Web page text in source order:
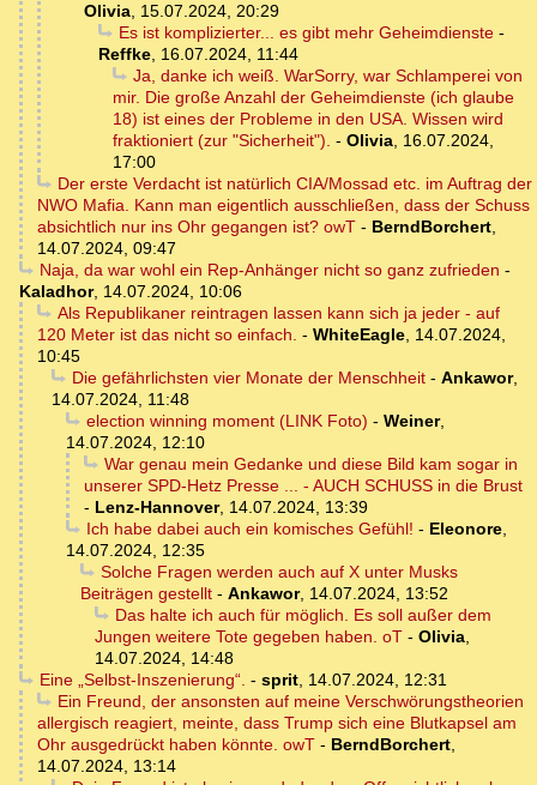
Olivia, 15.07.2024, 20:29
Es ist komplizierter... es gibt mehr Geheimdienste-
Reffke, 16.07.2024, 11:44
Ja, danke ich weiß. WarSorry, war Schlamperei von
mir. Die große Anzahl der Geheimdienste (ich glaube
18) ist eines der Probleme in den USA. Wissen wird
fraktioniert (zur "Sicherheit"). - Olivia, 16.07.2024,
17:00
Der erste Verdacht ist natürlich CIA/Mossad etc. im Auftrag der
NWO Mafia. Kann man eigentlich ausschließen, dass der Schuss
absichtlich nur ins Ohr gegangen ist? owT - BerndBorchert,
14.07.2024, 09:47
Naja, da war wohl ein Rep-Anhänger nicht so ganz zufrieden -
Kaladhor, 14.07.2024, 10:06
Als Republikaner reintragen lassen kann sich ja jeder - auf
120 Meter ist das nicht so einfach. - WhiteEagle, 14.07.2024,
10:45
Die gefährlichsten vier Monate der Menschheit- Ankawor,
14.07.2024, 11:48
election winning moment (LINK Foto) - Weiner,
14.07.2024, 12:10
War genau mein Gedanke und diese Bild kam sogar in
unserer SPD-Hetz Presse ... - AUCH SCHUSS in die Brust
- Lenz-Hannover, 14.07.2024, 13:39
Ich habe dabei auch ein komisches Gefühl! - Eleonore,
14.07.2024, 12:35
Solche Fragen werden auch auf X unter Musks
Beiträgen gestellt - Ankawor, 14.07.2024, 13:52
Das halte ich auch für möglich. Es soll außer dem
Jungen weitere Tote gegeben haben. oT - Olivia,
14.07.2024, 14:48
Eine „Selbst-Inszenierung“. - sprit, 14.07.2024, 12:31
Ein Freund, der ansonsten auf meine Verschwörungstheorien
allergisch reagiert, meinte, dass Trump sich eine Blutkapsel am
Ohr ausgedrückt haben könnte. owT - BerndBorchert,
14.07.2024, 13:14